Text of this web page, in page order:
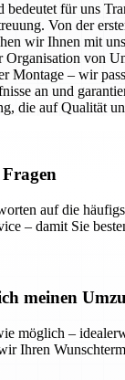
bedeutet für uns
Von der
wir Ihnen mit
Organisation von
Montage – wir
an und
die auf Qualität
auf die
– damit Sie
meinen
möglich –
Ihren